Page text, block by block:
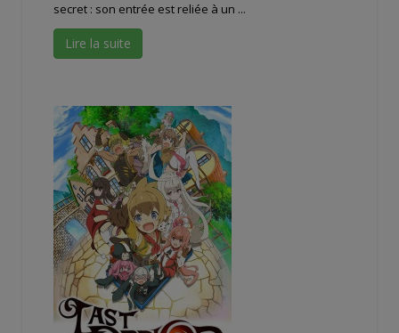
secret : son entrée est reliée à un ...
Lire la suite